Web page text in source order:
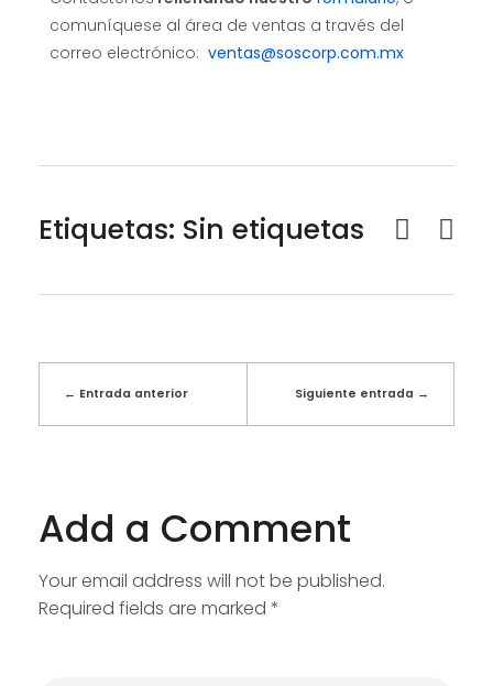
comuníquese al área de ventas a través del
correo electrónico: ventas@soscorp.com.mx
Etiquetas: Sin etiquetas
Entrada anterior Siguiente entrada
Add a Comment
Your email address will not be published.
Required fields are marked *